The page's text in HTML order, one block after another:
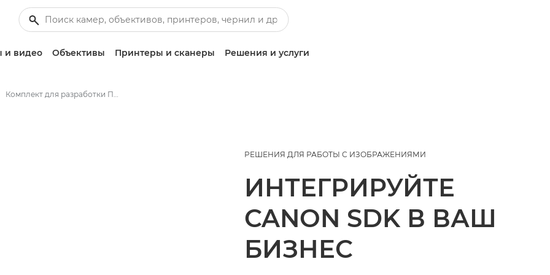
и видео Объективы Принтеры и сканеры Решения и услуги
Комплект для разработки ПО (SDK)
РЕШЕНИЯ ДЛЯ РАБОТЫ С ИЗОБРАЖЕНИЯМИ
ИНТЕГРИРУЙТЕ
CANON SDK В ВАШ
БИЗНЕС